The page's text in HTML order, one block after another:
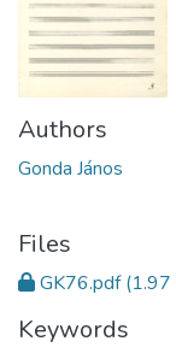
Authors
Gonda János
Files
GK76.pdf(1.97
Keywords